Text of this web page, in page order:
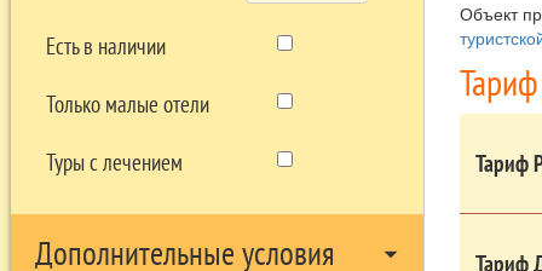
Есть в наличии
Только малые отели
Туры с лечением
Дополнительные условия arrow_drop_down
Объект
Тариф
Тариф